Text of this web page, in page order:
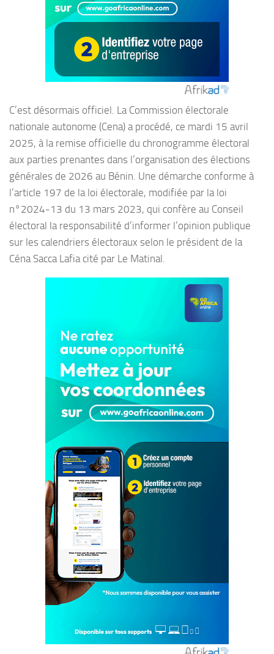
C’est désormais officiel. La Commission électorale
nationale autonome (Cena) a procédé, ce mardi 15 avril
2025, à la remise officielle du chronogramme électoral
aux parties prenantes dans l’organisation des élections
générales de 2026 au Bénin. Une démarche conforme à
l’article 197 de la loi électorale, modifiée par la loi
n°2024-13 du 13 mars 2023, qui confère au Conseil
électoral la responsabilité d’informer l’opinion publique
sur les calendriers électoraux selon le président de la
Céna Sacca Lafia cité par Le Matinal.